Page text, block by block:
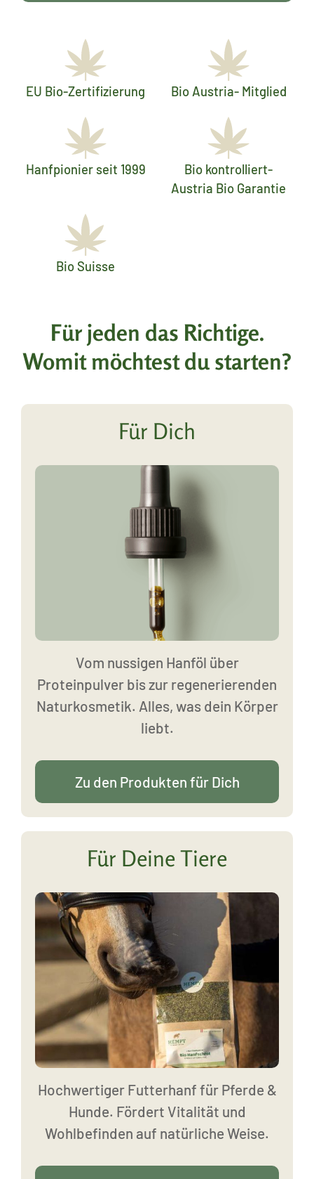
EU Bio-Zertifizierung Bio Austria- Mitglied
Hanfpionier seit 1999
Bio kontrolliert-
Austria Bio Garantie
Bio Suisse
Für jeden das Richtige.
Womit möchtest du starten?
Für Dich
Vom nussigen Hanföl über
Proteinpulver bis zur regenerierenden
Naturkosmetik. Alles, was dein Körper
liebt.
Zu den Produkten für Dich
Für Deine Tiere
Hochwertiger Futterhanf für Pferde &
Hunde. Fördert Vitalität und
Wohlbefinden auf natürliche Weise.